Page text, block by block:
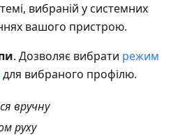
вибраній у системних
вашого пристрою.
. Дозволяє вибрати режим
для вибраного профілю.
вручну
руху